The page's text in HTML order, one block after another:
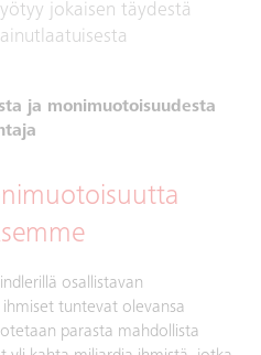
jokaisen täydestä
ja monimuotoisuudesta
osallistavan
tuntevat olevansa
parasta mahdollista